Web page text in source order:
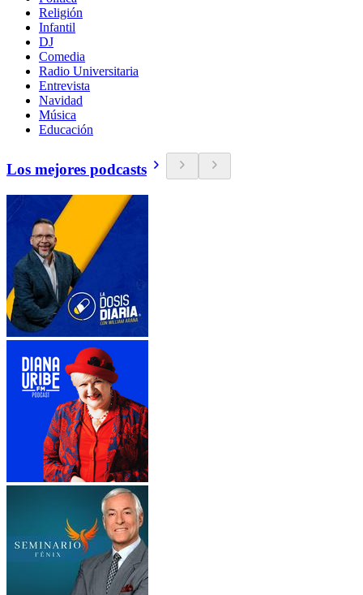
Religión
Infantil
DJ
Comedia
Radio Universitaria
Entrevista
Navidad
Música
Educación
Los mejores podcasts